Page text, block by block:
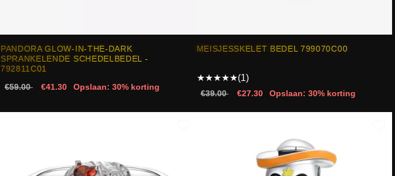
PANDORA GLOW-IN-THE-DARK
SPRANKELENDE SCHEDELBEDEL -
792811C01
€59.00 €41.30 Opslaan: 30% korting
MEISJESSKELET BEDEL 799070C00
★★★★★(1)
€39.00 €27.30 Opslaan: 30% korting